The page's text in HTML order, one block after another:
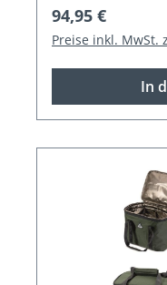
Regulärer Preis:
94,95 €
Preise inkl. MwSt.
In